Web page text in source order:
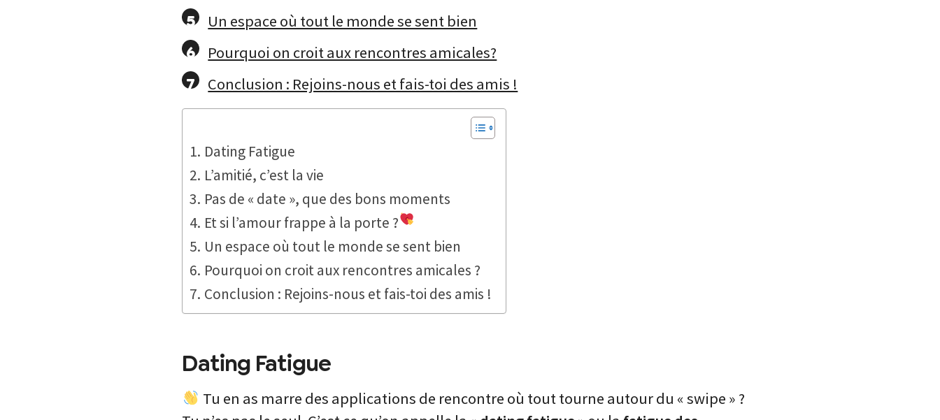
Un espace où tout le monde se sent bien
Pourquoi on croit aux rencontres amicales?
Conclusion : Rejoins-nous et fais-toi des amis !
Dating Fatigue
L’amitié, c’est la vie
Pas de « date », que des bons moments
Et si l’amour frappe à la porte ?
Un espace où tout le monde se sent bien
Pourquoi on croit aux rencontres amicales ?
Conclusion : Rejoins-nous et fais-toi des amis !
Dating Fatigue
Tu en as marre des applications de rencontre où tout tourne autour du « swipe » ?